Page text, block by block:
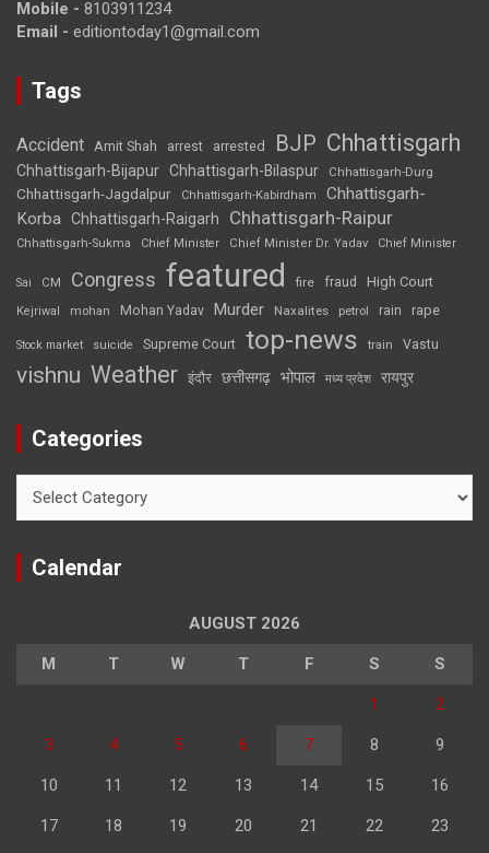
Mobile - 8103911234
Email - editiontoday1@gmail.com
Tags
Accident Amit Shah arrest arrested BJP Chhattisgarh
Chhattisgarh-Bijapur Chhattisgarh-Bilaspur Chhattisgarh-Durg
Chhattisgarh-Jagdalpur Chhattisgarh-Kabirdham
Chhattisgarh-
Korba Chhattisgarh-Raigarh Chhattisgarh-Raipur
Chhattisgarh-Sukma Chief Minister Chief Minister Dr. Yadav Chief Minister
Sai CM Congress featured fire fraud High Court
Kejriwal mohan Mohan Yadav Murder Naxalites petrol rain rape
Stock market suicide Supreme Court top-news train Vastu
vishnu Weather इंदौर छत्तीसगढ़ भोपाल मध्य प्रदेश रायपुर
Categories
Calendar
AUGUST 2026
M T W T F S S
1 2
3 4 5 6 7 8 9
10 11 12 13 14 15 16
17 18 19 20 21 22 23